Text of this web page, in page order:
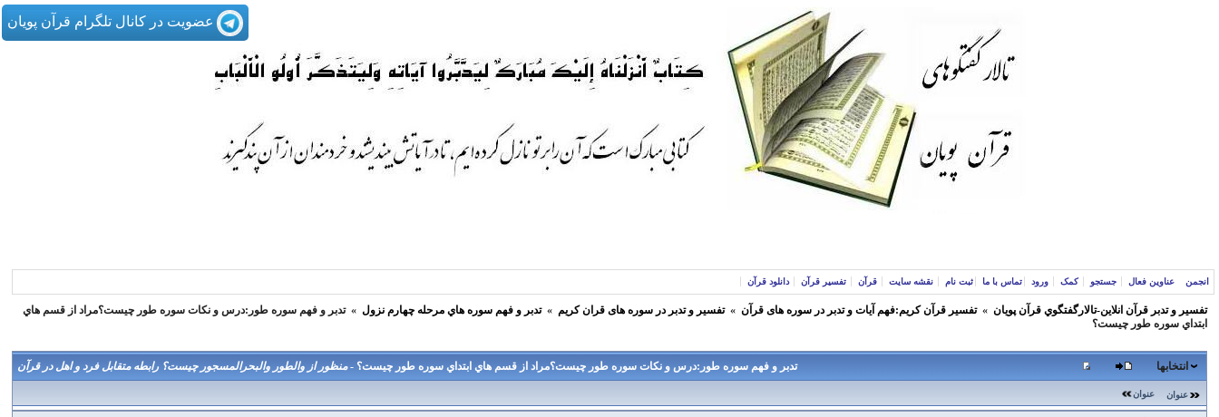
عضویت در کانال تلگرام قرآن پویان
انجمن عناوین فعال جستجو کمک ورود تماس با ما ثبت نام نقشه سایت قرآن تفسیر قرآن دانلود قرآن
تفسير و‌ تدبر قرآن انلاين-تالارگفتگوي قرآن پویان » تفسير قرآن كريم:فهم آيات و تدبر در سوره های قرآن » تفسير و تدبر در سوره های قران كريم » تدبر و فهم سوره هاي مرحله چهارم نزول » تدبر و فهم سوره طور:درس و نكات سوره طور چيست؟مراد از قسم هاي
ابتداي سوره طور چيست؟
تدبر و فهم سوره طور:درس و نكات سوره طور چيست؟مراد از قسم هاي ابتداي سوره طور چيست؟ -منظور از والطور والبحرالمسجور چيست؟ رابطه متقابل فرد و اهل در قرآن انتخابها
عنوان عنوان